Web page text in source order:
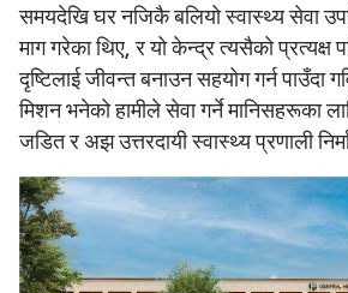
समयदेखि घर नजिकै बलियो स्वास्थ्य सेवा
माग गरेका थिए, र यो केन्द्र त्यसैको प्रत्यक्ष
दृष्टिलाई जीवन्त बनाउन सहयोग गर्न पाउँदा
मिशन भनेको हामीले सेवा गर्ने मानिसहरूका
जडित र अझ उत्तरदायी स्वास्थ्य प्रणाली